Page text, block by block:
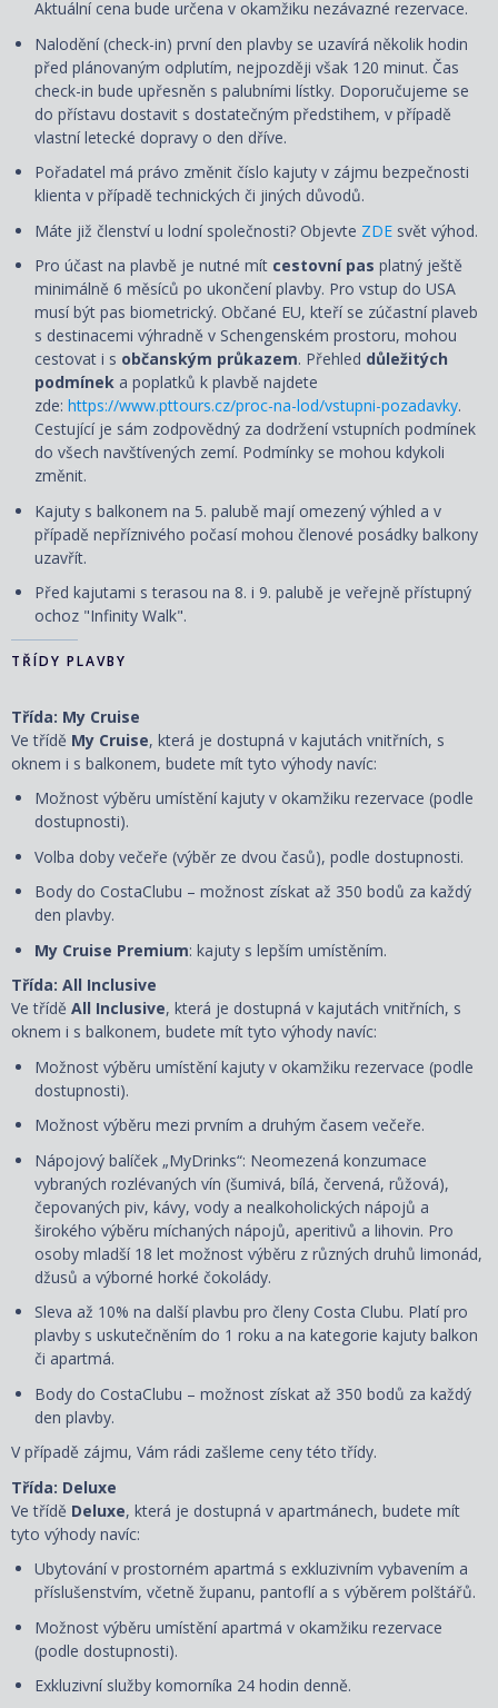
Aktuální cena bude určena v okamžiku nezávazné rezervace.
Nalodění (check-in) první den plavby se uzavírá několik hodin
před plánovaným odplutím, nejpozději však 120 minut. Čas
check-in bude upřesněn s palubními lístky. Doporučujeme se
do přístavu dostavit s dostatečným předstihem, v případě
vlastní letecké dopravy o den dříve.
Pořadatel má právo změnit číslo kajuty v zájmu bezpečnosti
klienta v případě technických či jiných důvodů.
Máte již členství u lodní společnosti? Objevte ZDE svět výhod.
Pro účast na plavbě je nutné mít cestovní pas platný ještě
minimálně 6 měsíců po ukončení plavby. Pro vstup do USA
musí být pas biometrický. Občané EU, kteří se zúčastní plaveb
s destinacemi výhradně v Schengenském prostoru, mohou
cestovat i s občanským průkazem. Přehled důležitých
podmínek a poplatků k plavbě najdete
zde: https://www.pttours.cz/proc-na-lod/vstupni-pozadavky.
Cestující je sám zodpovědný za dodržení vstupních podmínek
do všech navštívených zemí. Podmínky se mohou kdykoli
změnit.
Kajuty s balkonem na 5. palubě mají omezený výhled a v
případě nepříznivého počasí mohou členové posádky balkony
uzavřít.
Před kajutami s terasou na 8. i 9. palubě je veřejně přístupný
ochoz "Infinity Walk".
TŘÍDY PLAVBY
Třída: My Cruise
Ve třídě My Cruise, která je dostupná v kajutách vnitřních, s
oknem i s balkonem, budete mít tyto výhody navíc:
Možnost výběru umístění kajuty v okamžiku rezervace (podle
dostupnosti).
Volba doby večeře (výběr ze dvou časů), podle dostupnosti.
Body do CostaClubu – možnost získat až 350 bodů za každý
den plavby.
My Cruise Premium: kajuty s lepším umístěním.
Třída: All Inclusive
Ve třídě All Inclusive, která je dostupná v kajutách vnitřních, s
oknem i s balkonem, budete mít tyto výhody navíc:
Možnost výběru umístění kajuty v okamžiku rezervace (podle
dostupnosti).
Možnost výběru mezi prvním a druhým časem večeře.
Nápojový balíček „MyDrinks“: Neomezená konzumace
vybraných rozlévaných vín (šumivá, bílá, červená, růžová),
čepovaných piv, kávy, vody a nealkoholických nápojů a
širokého výběru míchaných nápojů, aperitivů a lihovin. Pro
osoby mladší 18 let možnost výběru z různých druhů limonád,
džusů a výborné horké čokolády.
Sleva až 10% na další plavbu pro členy Costa Clubu. Platí pro
plavby s uskutečněním do 1 roku a na kategorie kajuty balkon
či apartmá.
Body do CostaClubu – možnost získat až 350 bodů za každý
den plavby.
V případě zájmu, Vám rádi zašleme ceny této třídy.
Třída: Deluxe
Ve třídě Deluxe, která je dostupná v apartmánech, budete mít
tyto výhody navíc:
Ubytování v prostorném apartmá s exkluzivním vybavením a
příslušenstvím, včetně županu, pantoflí a s výběrem polštářů.
Možnost výběru umístění apartmá v okamžiku rezervace
(podle dostupnosti).
Exkluzivní služby komorníka 24 hodin denně.